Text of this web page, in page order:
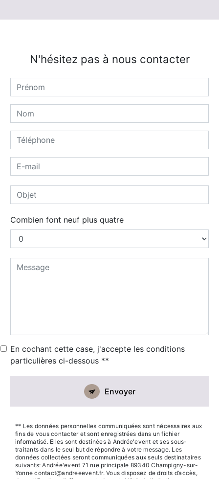
N'hésitez pas à nous contacter
Combien font neuf plus quatre
En cochant cette case, j'accepte les conditions
particulières ci-dessous **
Envoyer
** Les données personnelles communiquées sont nécessaires aux
fins de vous contacter et sont enregistrées dans un fichier
informatisé. Elles sont destinées à Andrée'event et ses sous-
traitants dans le seul but de répondre à votre message. Les
données collectées seront communiquées aux seuls destinataires
suivants: Andrée'event 71 rue principale 89340 Champigny-sur-
Yonne contact@andreeevent.fr. Vous disposez de droits d’accès,